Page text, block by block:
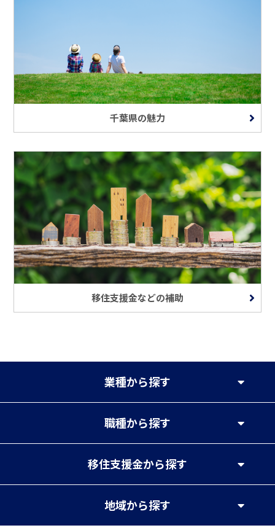
千葉県の魅力
移住支援金などの補助
業種から探す
職種から探す
移住支援金から探す
地域から探す